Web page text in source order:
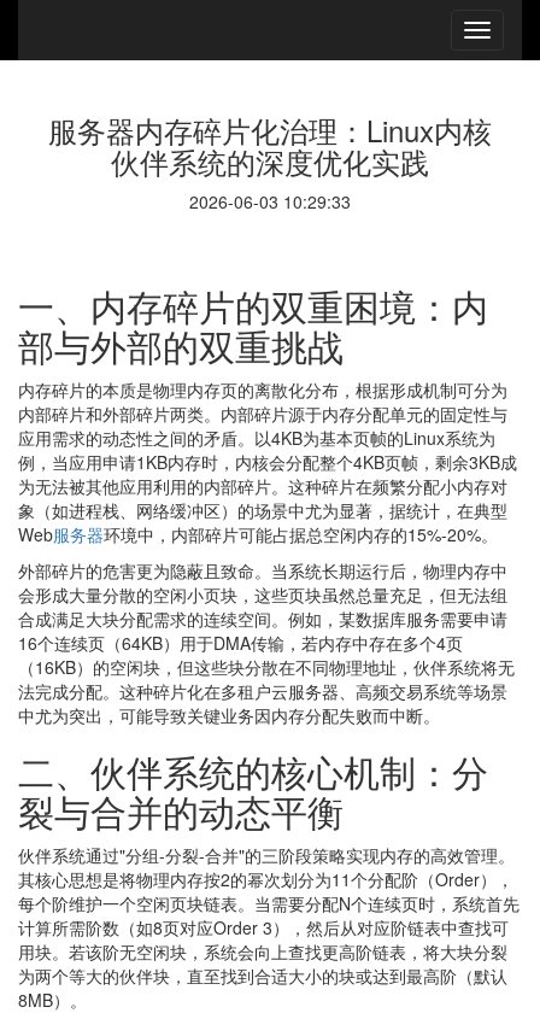
服务器内存碎片化治理：Linux内核
伙伴系统的深度优化实践
2026-06-03 10:29:33
一、内存碎片的双重困境：内
部与外部的双重挑战
内存碎片的本质是物理内存页的离散化分布，根据形成机制可分为
内部碎片和外部碎片两类。内部碎片源于内存分配单元的固定性与
应用需求的动态性之间的矛盾。以4KB为基本页帧的Linux系统为
例，当应用申请1KB内存时，内核会分配整个4KB页帧，剩余3KB成
为无法被其他应用利用的内部碎片。这种碎片在频繁分配小内存对
象（如进程栈、网络缓冲区）的场景中尤为显著，据统计，在典型
Web服务器环境中，内部碎片可能占据总空闲内存的15%-20%。
外部碎片的危害更为隐蔽且致命。当系统长期运行后，物理内存中
会形成大量分散的空闲小页块，这些页块虽然总量充足，但无法组
合成满足大块分配需求的连续空间。例如，某数据库服务需要申请
16个连续页（64KB）用于DMA传输，若内存中存在多个4页
（16KB）的空闲块，但这些块分散在不同物理地址，伙伴系统将无
法完成分配。这种碎片化在多租户云服务器、高频交易系统等场景
中尤为突出，可能导致关键业务因内存分配失败而中断。
二、伙伴系统的核心机制：分
裂与合并的动态平衡
伙伴系统通过"分组-分裂-合并"的三阶段策略实现内存的高效管理。
其核心思想是将物理内存按2的幂次划分为11个分配阶（Order），
每个阶维护一个空闲页块链表。当需要分配N个连续页时，系统首先
计算所需阶数（如8页对应Order 3），然后从对应阶链表中查找可
用块。若该阶无空闲块，系统会向上查找更高阶链表，将大块分裂
为两个等大的伙伴块，直至找到合适大小的块或达到最高阶（默认
8MB）。